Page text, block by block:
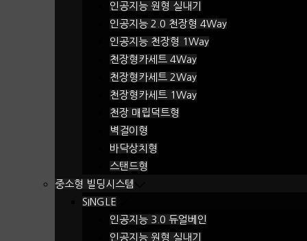
인공지능 원형 실내기
인공지능 2.0 천장형 4Way
인공지능 천장형 1Way
천장형카세트 4Way
천장형카세트 2Way
천장형카세트 1Way
천장 매립덕트형
벽걸이형
바닥상치형
스탠드형
중소형 빌딩시스템
SINGLE
인공지능 3.0 듀얼베인
인공지능 원형 실내기